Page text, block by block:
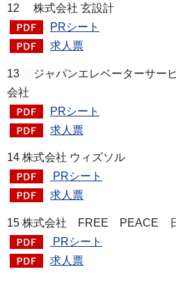
12 株式会社 玄設計
PRシート
求人票
13
ジャパンエレベーターサー
会社
PRシート
求人票
14 株式会社 ウィズソル
PRシート
求人票
15 株式会社 FREE PEACE
PRシート
求人票